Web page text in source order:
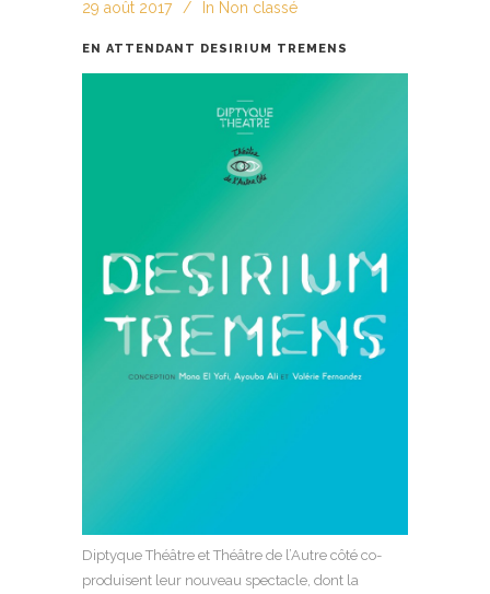
29 août 2017 In Non classé
EN ATTENDANT DESIRIUM TREMENS
Diptyque Théâtre et Théâtre de l’Autre côté co-
produisent leur nouveau spectacle, dont la